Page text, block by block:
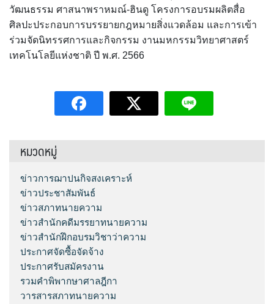
วัฒนธรรม ศาสนาพราหมณ์-ฮินดู โครงการอบรมผลิตสื่อ
ศิลปะประกอบการบรรยายกฎหมายสิ่งแวดล้อม และการเข้า
ร่วมจัดนิทรรศการและกิจกรรม งานมหกรรมวิทยาศาสตร์
เทคโนโลยีแห่งชาติ ปี พ.ศ. 2566
หมวดหมู่
ข่าวการฌาปนกิจสงเคราะห์
ข่าวประชาสัมพันธ์
ข่าวสภาทนายความ
ข่าวสำนักคดีมรรยาทนายความ
ข่าวสำนักฝึกอบรมวิชาว่าความ
ประกาศจัดซื้อจัดจ้าง
ประกาศรับสมัครงาน
รวมคำพิพากษาศาลฎีกา
วารสารสภาทนายความ